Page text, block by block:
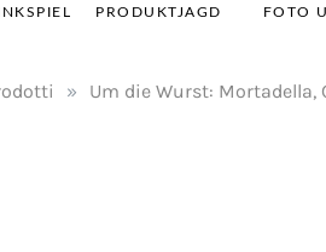
PRODUKTJAGD FOTO
» Um die Wurst: